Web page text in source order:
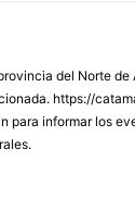
del Norte de
https://
para informar los